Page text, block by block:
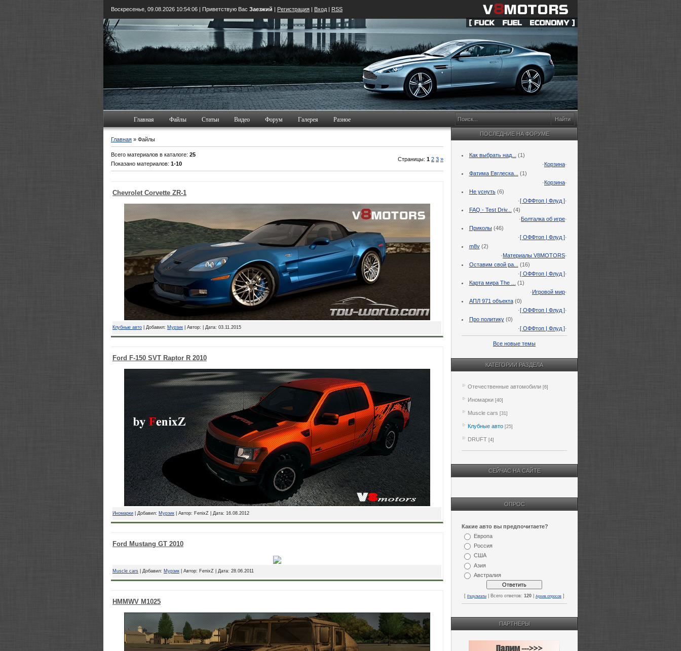
Воскресенье, 09.08.2026 10:54:07 | Приветствую Вас Заезжий | Регистрация | Вход | RSS
Главная Файлы Статьи Видео Форум Галерея Разное
Главная » Файлы
Всего материалов в каталоге: 25
Показано материалов: 1-10
Страницы: 1 2 3 »
Chevrolet Corvette ZR-1
Клубные авто | Добавил: Мурзик | Автор: | Дата: 03.11.2015
Ford F-150 SVT Raptor R 2010
Иномарки | Добавил: Мурзик | Автор: FenixZ | Дата: 16.08.2012
Ford Mustang GT 2010
Muscle cars | Добавил: Мурзик | Автор: FenixZ | Дата: 28.06.2011
HMMWV M1025
ПОСЛЕДНИЕ НА ФОРУМЕ
Как выбрать над...
(1)
·Корзина·
Фатима Евглеска...
(1)
·Корзина·
Не уснуть (6)
·[ ОФФтоп | Флуд ]·
FAQ - Test Driv...
(4)
·Болталка об игре·
Приколы (46)
·[ ОФФтоп | Флуд ]·
m8v (2)
·Материалы V8MOTORS·
Оставим свой ра...
(16)
·[ ОФФтоп | Флуд ]·
Карта мира The ...
(1)
·Игровой мир·
АПЛ 971 объекта (0)
·[ ОФФтоп | Флуд ]·
Про политику (0)
·[ ОФФтоп | Флуд ]·
Все новые темы
КАТЕГОРИИ РАЗДЕЛА
Отечественные автомобили [6]
Иномарки [40]
Muscle cars [31]
Клубные авто [25]
DRUFT [4]
СЕЙЧАС НА САЙТЕ
ОПРОС
Какие авто вы предпочитаете?
Европа
Россия
США
Азия
Австралия
[ Результаты | Всего ответов: 120 Архив опросов ]
ПАРТНЁРЫ